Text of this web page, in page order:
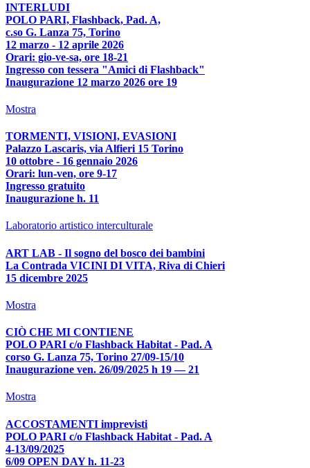
INTERLUDI
POLO PARI, Flashback, Pad. A,
c.so G. Lanza 75, Torino
12 marzo - 12 aprile 2026
Orari: gio-ve-sa, ore 18-21
Ingresso con tessera "Amici di Flashback"
Inaugurazione 12 marzo 2026 ore 19
Mostra
TORMENTI, VISIONI, EVASIONI
Palazzo Lascaris, via Alfieri 15 Torino
10 ottobre - 16 gennaio 2026
Orari: lun-ven, ore 9-17
Ingresso gratuito
Inaugurazione h. 11
Laboratorio artistico interculturale
ART LAB - Il sogno del bosco dei bambini
La Contrada VICINI DI VITA, Riva di Chieri
15 dicembre 2025
Mostra
CIÒ CHE MI CONTIENE
POLO PARI c/o Flashback Habitat - Pad. A
corso G. Lanza 75, Torino 27/09-15/10
Inaugurazione ven. 26/09/2025 h 19 — 21
Mostra
ACCOSTAMENTI imprevisti
POLO PARI c/o Flashback Habitat - Pad. A
4-13/09/2025
6/09 OPEN DAY h. 11-23